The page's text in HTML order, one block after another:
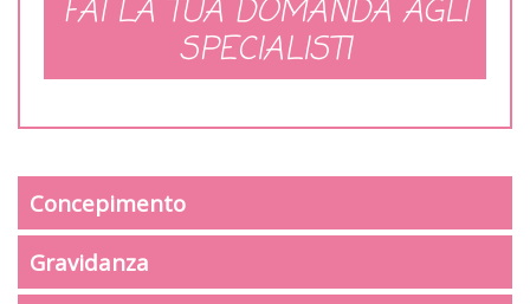
FAI LA TUA DOMANDA AGLI
SPECIALISTI
Concepimento
Gravidanza